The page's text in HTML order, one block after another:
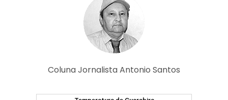
Coluna Jornalista Antonio Santos